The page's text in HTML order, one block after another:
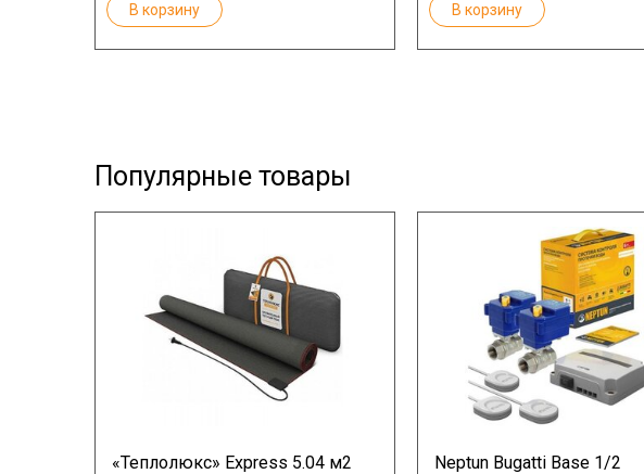
В корзину В корзину
Популярные товары
«Теплолюкс» Express 5.04 м2
Neptun Bugatti Base 1/2